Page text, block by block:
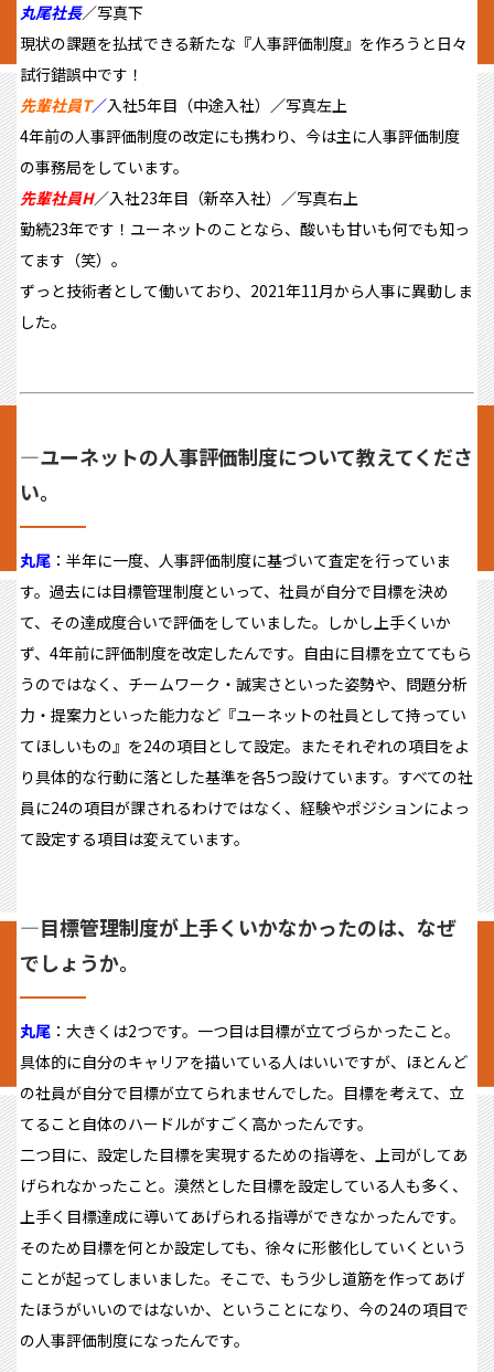
丸尾社長／写真下
現状の課題を払拭できる新たな『人事評価制度』を作ろうと日々
試行錯誤中です！
先輩社員T／入社5年目（中途入社） ／写真左上
4年前の人事評価制度の改定にも携わり、今は主に人事評価制度
の事務局をしています。
先輩社員H／入社23年目（新卒入社）／写真右上
勤続23年です！ユーネットのことなら、酸いも甘いも何でも知っ
てます（笑）。
ずっと技術者として働いており、2021年11月から人事に異動しま
した。
―ユーネットの人事評価制度について教えてくださ
い。
丸尾：半年に一度、人事評価制度に基づいて査定を行っていま
す。過去には目標管理制度といって、社員が自分で目標を決め
て、その達成度合いで評価をしていました。しかし上手くいか
ず、4年前に評価制度を改定したんです。自由に目標を立ててもら
うのではなく、チームワーク・誠実さといった姿勢や、問題分析
力・提案力といった能力など『ユーネットの社員として持ってい
てほしいもの』を24の項目として設定。またそれぞれの項目をよ
り具体的な行動に落とした基準を各5つ設けています。すべての社
員に24の項目が課されるわけではなく、経験やポジションによっ
て設定する項目は変えています。
―目標管理制度が上手くいかなかったのは、なぜ
でしょうか。
丸尾：大きくは2つです。一つ目は目標が立てづらかったこと。
具体的に自分のキャリアを描いている人はいいですが、ほとんど
の社員が自分で目標が立てられませんでした。目標を考えて、立
てること自体のハードルがすごく高かったんです。
二つ目に、設定した目標を実現するための指導を、上司がしてあ
げられなかったこと。漠然とした目標を設定している人も多く、
上手く目標達成に導いてあげられる指導ができなかったんです。
そのため目標を何とか設定しても、徐々に形骸化していくという
ことが起ってしまいました。そこで、もう少し道筋を作ってあげ
たほうがいいのではないか、ということになり、今の24の項目で
の人事評価制度になったんです。